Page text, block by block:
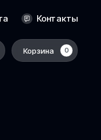
Контакты
Корзина 0
на-Дону